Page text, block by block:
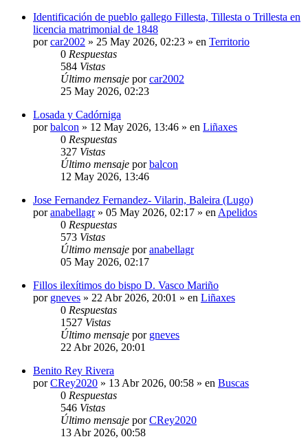
Identificación de pueblo gallego Fillesta, Tillesta o Trillesta en
licencia matrimonial de 1848
porcar2002 » 25 May 2026, 02:23 » en Territorio
0 Respuestas
584 Vistas
Último mensaje porcar2002
25 May 2026, 02:23
Losada y Cadórniga
porbalcon » 12 May 2026, 13:46 » en Liñaxes
0 Respuestas
327 Vistas
Último mensaje porbalcon
12 May 2026, 13:46
Jose Fernandez Fernandez- Vilarin, Baleira (Lugo)
poranabellagr» 05 May 2026, 02:17 » en Apelidos
0 Respuestas
573 Vistas
Último mensaje poranabellagr
05 May 2026, 02:17
Fillos ilexítimos do bispo D. Vasco Mariño
por gneves » 22 Abr 2026, 20:01 » en Liñaxes
0 Respuestas
1527 Vistas
Último mensaje por gneves
22 Abr 2026, 20:01
Benito Rey Rivera
porCRey2020 » 13 Abr 2026, 00:58 » en Buscas
0 Respuestas
546 Vistas
Último mensaje porCRey2020
13 Abr 2026, 00:58